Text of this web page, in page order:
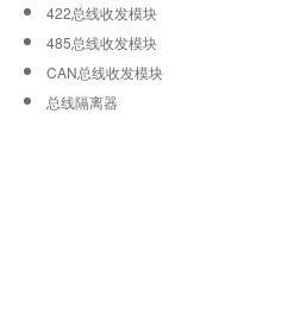
422总线收发模块
485总线收发模块
CAN总线收发模块
总线隔离器